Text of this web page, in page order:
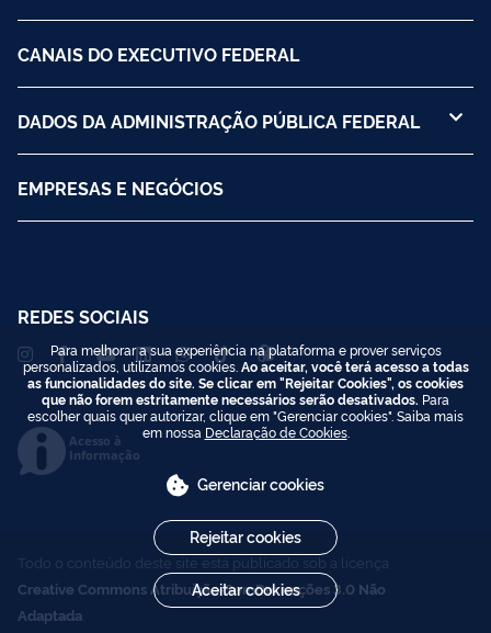
CANAIS DO EXECUTIVO FEDERAL
DADOS DA ADMINISTRAÇÃO PÚBLICA FEDERAL
EMPRESAS E NEGÓCIOS
REDES SOCIAIS
Acesso à
Informação
Todo o conteúdo deste site está publicado sob a licença
Creative Commons Atribuição-SemDerivações 3.0 Não
Adaptada
Para melhorar a sua experiência na plataforma e prover serviços
personalizados, utilizamos cookies. Ao aceitar, você terá acesso a todas
as funcionalidades do site. Se clicar em "Rejeitar Cookies", os cookies
que não forem estritamente necessários serão desativados. Para
escolher quais quer autorizar, clique em "Gerenciar cookies". Saiba mais
em nossa Declaração de Cookies.
Gerenciar cookies
Rejeitar cookies
Aceitar cookies